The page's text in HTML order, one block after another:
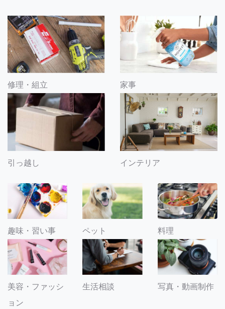
修理・組立 家事
引っ越し インテリア
趣味・習い事 ペット 料理
美容・ファッシ
ョン
生活相談 写真・動画制作